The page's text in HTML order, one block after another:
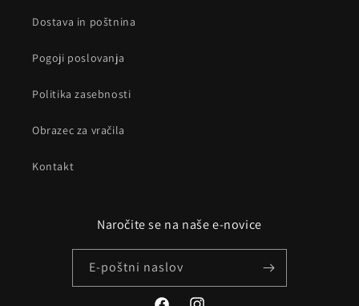
Dostava in poštnina
Pogoji poslovanja
Politika zasebnosti
Obrazec za vračila
Kontakt
Naročite se na naše e-novice
E-poštni naslov